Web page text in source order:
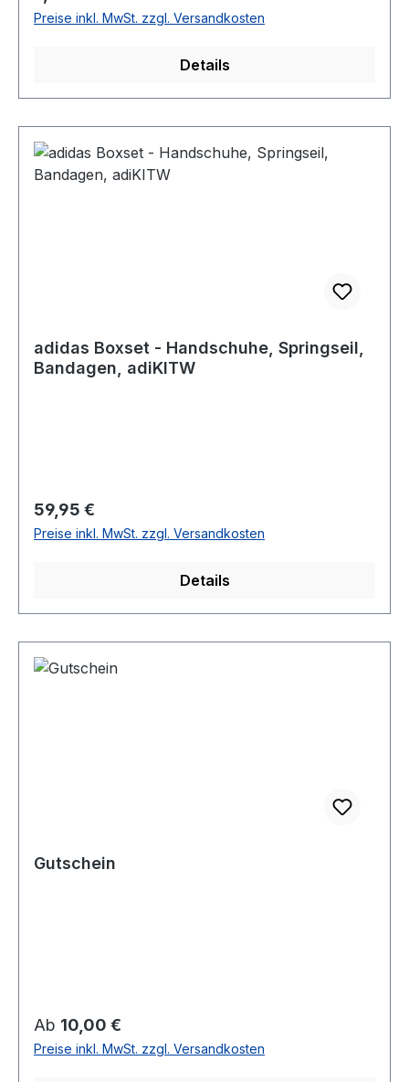
Preise inkl. MwSt. zzgl. Versandkosten
Details
adidas Boxset - Handschuhe, Springseil,
Bandagen, adiKITW
Regulärer Preis:
59,95 €
Preise inkl. MwSt. zzgl. Versandkosten
Details
Gutschein
Regulärer Preis:
Ab 10,00 €
Preise inkl. MwSt. zzgl. Versandkosten